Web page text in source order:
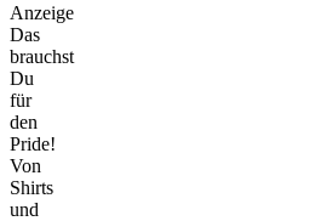
Anzeige
Das
brauchst
Du
für
den
Pride!
Von
Shirts
und